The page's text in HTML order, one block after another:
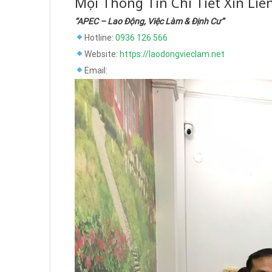
“APEC – Lao Động, Việc Làm & Định Cư”
Hotline: 0936 126 566
Website: https://laodongvieclam.net
Email: